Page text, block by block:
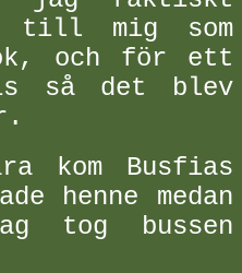
till mig som
ok, och för ett
så det blev
kom Busfias
henne medan
tog bussen